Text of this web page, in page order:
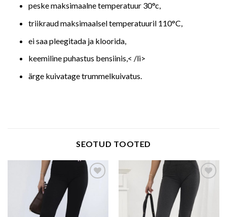
peske maksimaalne temperatuur 30°c,
triikraud maksimaalsel temperatuuril 110°C,
ei saa pleegitada ja kloorida,
keemiline puhastus bensiinis,< /li>
ärge kuivatage trummelkuivatus.
SEOTUD TOOTED
Add to wishlist Add to wishlist